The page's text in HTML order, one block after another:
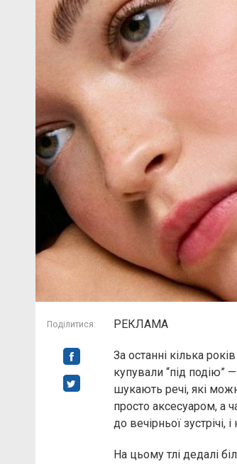
Поділитися: РЕКЛАМА
За останні кілька
купували “під подію”
шукають речі, які
просто аксесуаром, а
до вечірньої зустрічі,
На цьому тлі дедалі